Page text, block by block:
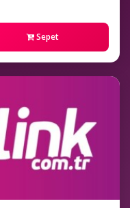
Sepet